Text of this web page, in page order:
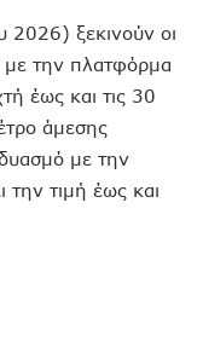
2026) ξεκινούν οι
με την πλατφόρμα
έως και τις 30
άμεσης
με την
την τιμή έως και